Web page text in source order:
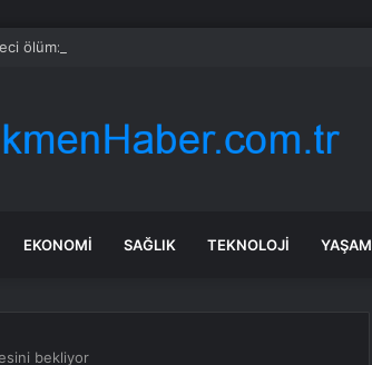
ölüm: Servis şoförüne midibüs çarptı
EKONOMI SAĞLIK TEKNOLOJI YAŞAM
bekliyor